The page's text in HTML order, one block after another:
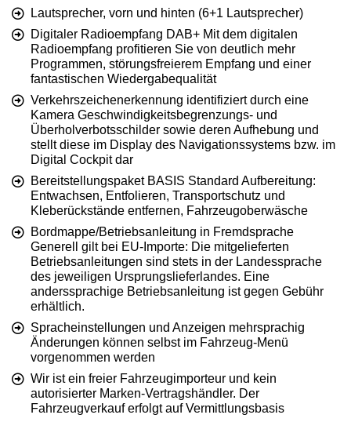
Lautsprecher, vorn und hinten (6+1 Lautsprecher)
Digitaler Radioempfang DAB+ Mit dem digitalen
Radioempfang profitieren Sie von deutlich mehr
Programmen, störungsfreierem Empfang und einer
fantastischen Wiedergabequalität
Verkehrszeichenerkennung identifiziert durch eine
Kamera Geschwindigkeitsbegrenzungs- und
Überholverbotsschilder sowie deren Aufhebung und
stellt diese im Display des Navigationssystems bzw. im
Digital Cockpit dar
Bereitstellungspaket BASIS Standard Aufbereitung:
Entwachsen, Entfolieren, Transportschutz und
Kleberückstände entfernen, Fahrzeugoberwäsche
Bordmappe/Betriebsanleitung in Fremdsprache
Generell gilt bei EU-Importe: Die mitgelieferten
Betriebsanleitungen sind stets in der Landessprache
des jeweiligen Ursprungslieferlandes. Eine
anderssprachige Betriebsanleitung ist gegen Gebühr
erhältlich.
Spracheinstellungen und Anzeigen mehrsprachig
Änderungen können selbst im Fahrzeug-Menü
vorgenommen werden
Wir ist ein freier Fahrzeugimporteur und kein
autorisierter Marken-Vertragshändler. Der
Fahrzeugverkauf erfolgt auf Vermittlungsbasis